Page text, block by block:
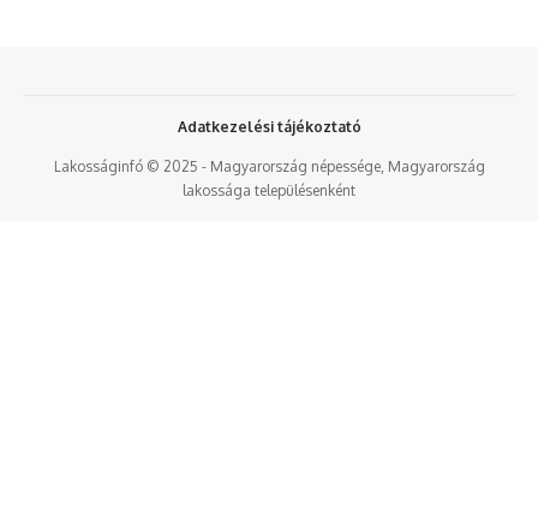
Lakosságinfó © 2025 - Magyarország népessége, Magyarország
lakossága településenként
Adatkezelési tájékoztató